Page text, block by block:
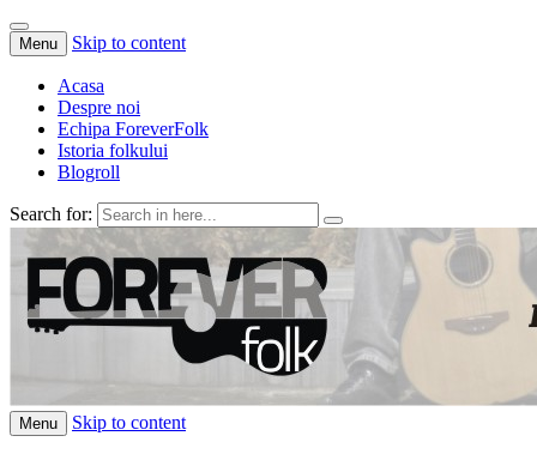
Menu Skip to content
Acasa
Despre noi
Echipa ForeverFolk
Istoria folkului
Blogroll
Search for:
ForeverFolk
Muzica sufletului tau
Menu Skip to content